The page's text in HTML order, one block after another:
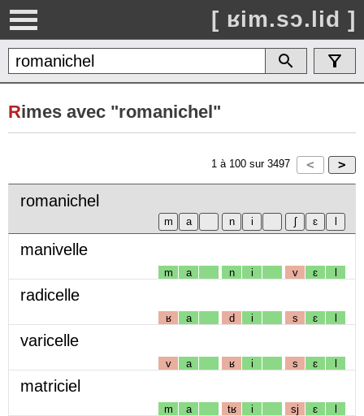
[ ʁim.sɔ.lid ]
Rimes avec "romanichel"
1 à 100 sur 3497
romanichel
manivelle
m a n i v ɛ l
radicelle
ʁ a d i s ɛ l
varicelle
v a ʁ i s ɛ l
matriciel
m a tʁ i sj ɛ l